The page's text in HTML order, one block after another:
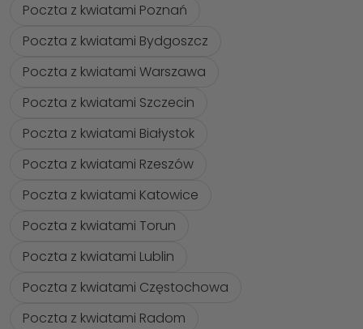
Poczta z kwiatami Poznań
Poczta z kwiatami Bydgoszcz
Poczta z kwiatami Warszawa
Poczta z kwiatami Szczecin
Poczta z kwiatami Białystok
Poczta z kwiatami Rzeszów
Poczta z kwiatami Katowice
Poczta z kwiatami Torun
Poczta z kwiatami Lublin
Poczta z kwiatami Częstochowa
Poczta z kwiatami Radom